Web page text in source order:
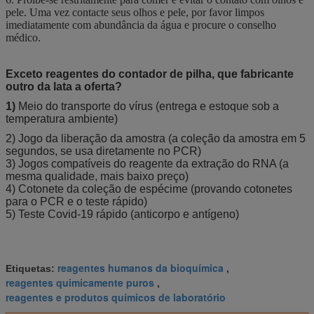
pele. Uma vez contacte seus olhos e pele, por favor limpos
imediatamente com abundância da água e procure o conselho
médico.
Exceto reagentes do contador de pilha, que fabricante
outro da lata a oferta?
1) Meio do transporte do vírus (entrega e estoque sob a
temperatura ambiente)
2) Jogo da liberação da amostra (a coleção da amostra em 5
segundos, se usa diretamente no PCR)
3) Jogos compatíveis do reagente da extração do RNA (a
mesma qualidade, mais baixo preço)
4) Cotonete da coleção de espécime (provando cotonetes
para o PCR e o teste rápido)
5) Teste Covid-19 rápido (anticorpo e antígeno)
Etiquetas: reagentes humanos da bioquímica ,
reagentes quimicamente puros ,
reagentes e produtos químicos de laboratório